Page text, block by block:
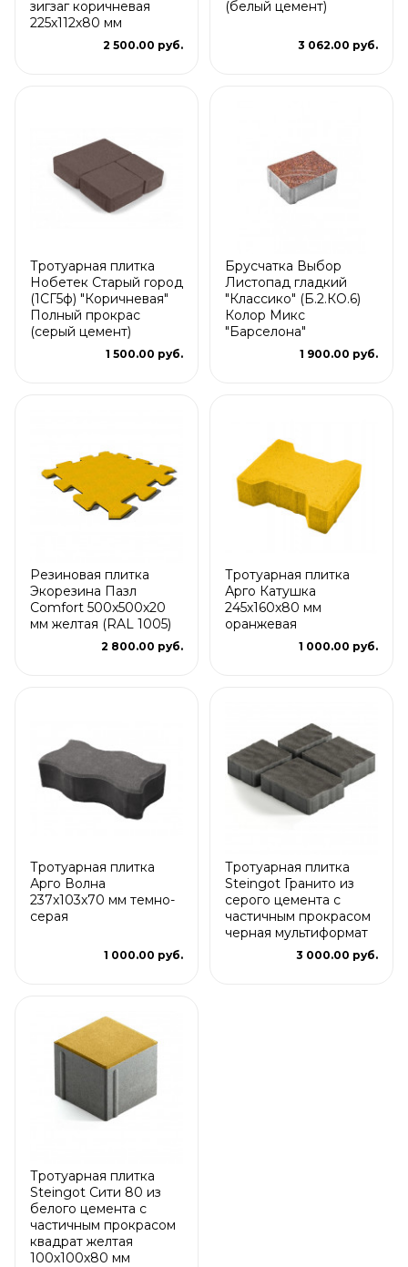
зигзаг коричневая
225х112х80 мм
2 500.00 руб.
(белый цемент)
3 062.00 руб.
Тротуарная плитка
Нобетек Старый город
(1СГ5ф) "Коричневая"
Полный прокрас
(серый цемент)
1 500.00 руб.
Брусчатка Выбор
Листопад гладкий
"Классико" (Б.2.КО.6)
Колор Микс
"Барселона"
1 900.00 руб.
Резиновая плитка
Экорезина Пазл
Comfort 500x500x20
мм желтая (RAL 1005)
2 800.00 руб.
Тротуарная плитка
Арго Катушка
245x160x80 мм
оранжевая
1 000.00 руб.
Тротуарная плитка
Арго Волна
237x103x70 мм темно-
серая
1 000.00 руб.
Тротуарная плитка
Steingot Гранито из
серого цемента с
частичным прокрасом
черная мультиформат
3 000.00 руб.
Тротуарная плитка
Steingot Сити 80 из
белого цемента с
частичным прокрасом
квадрат желтая
100х100х80 мм